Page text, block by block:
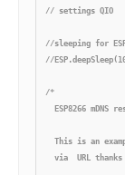
// settings QIO
//sleeping for
//
/*
ESP8266 mDNS
This is an
via  URL thanks